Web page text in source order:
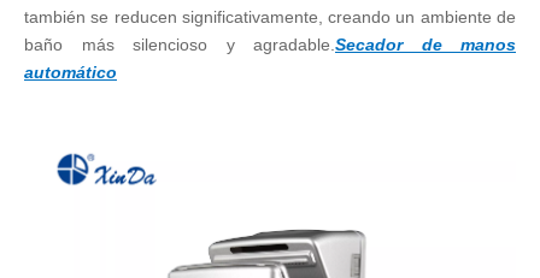
también se reducen significativamente, creando un ambiente de
baño más silencioso y agradable. Secador de manos
automático